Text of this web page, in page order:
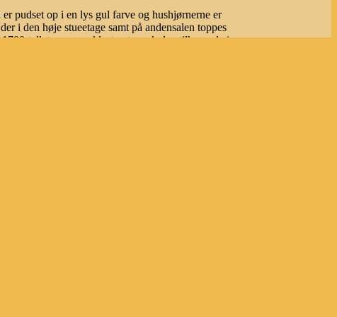
pudset op i en lys gul farve og hushjørnerne er
i den høje stueetage samt på andensalen toppes
tallet, rummer klosteret og skolen tilhørendei